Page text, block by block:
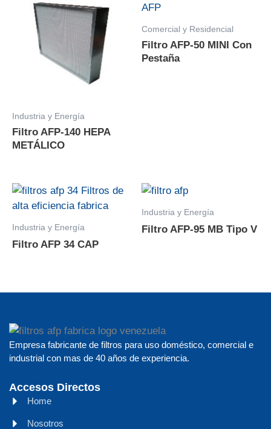
Industria y Energía
Filtro AFP-140 HEPA
METÁLICO
Comercial y Residencial
Filtro AFP-50 MINI Con
Pestaña
Industria y Energía
Filtro AFP 34 CAP
Industria y Energía
Filtro AFP-95 MB Tipo V
Empresa fabricante de filtros para uso doméstico, comercial e
industrial con mas de 40 años de experiencia.
Accesos Directos
Home
Nosotros